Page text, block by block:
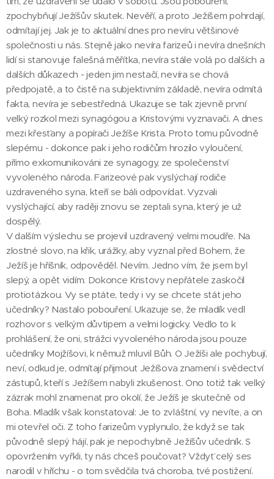
zpochybňují Ježíšův skutek. Nevěří, a proto Ježíšem pohrdají,
odmítají jej. Jak je to aktuální dnes pro nevíru většinové
společnosti u nás. Stejně jako nevíra farizeů i nevíra dnešních
lidí si stanovuje falešná měřítka, nevíra stále volá po dalších a
dalších důkazech - jeden jim nestačí, nevíra se chová
předpojatě, a to čistě na subjektivním základě, nevíra odmítá
fakta, nevíra je sebestředná. Ukazuje se tak zjevně první
velký rozkol mezi synagógou a Kristovými vyznavači. A dnes
mezi křesťany a popírači Ježíše Krista. Proto tomu původně
slepému - dokonce pak i jeho rodičům hrozilo vyloučení,
přímo exkomunikováni ze synagogy, ze společenství
vyvoleného národa. Farizeové pak vyslýchají rodiče
uzdraveného syna, kteří se báli odpovídat. Vyzvali
vyslýchající, aby raději znovu se zeptali syna, který je už
dospělý.
V dalším výslechu se projevil uzdravený velmi moudře. Na
zlostné slovo, na křik, urážky, aby vyznal před Bohem, že
Ježíš je hříšník, odpověděl. Nevím. Jedno vím, že jsem byl
slepý, a opět vidím. Dokonce Kristovy nepřátele zaskočil
protiotázkou. Vy se ptáte, tedy i vy se chcete stát jeho
učedníky? Nastalo pobouření. Ukazuje se, že mladík vedl
rozhovor s velkým důvtipem a velmi logicky. Vedlo to k
prohlášení, že oni, strážci vyvoleného národa jsou pouze
učedníky Mojžíšovi, k němuž mluvil Bůh. O Ježíši ale pochybují,
neví, odkud je, odmítají přijmout Ježíšova znamení i svědectví
zástupů, kteří s Ježíšem nabyli zkušenost. Ono totiž tak velký
zázrak mohl znamenat pro okolí, že Ježíš je skutečně od
Boha. Mladík však konstatoval: Je to zvláštní, vy nevíte, a on
mi otevřel oči. Z toho farizeům vyplynulo, že když se tak
původně slepý hájí, pak je nepochybně Ježíšův učedník. S
opovržením vyřkli, ty nás chceš poučovat? Vždyť celý ses
narodil v hříchu - o tom svědčila tvá choroba, tvé postižení.